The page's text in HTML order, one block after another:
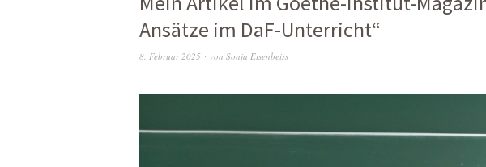
Ansätze im DaF-Unterricht“
8. Februar 2025 von Sonja Eisenbeiss